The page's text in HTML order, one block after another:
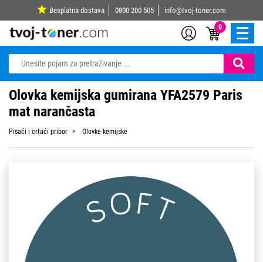
Besplatna dostava 0800 200 505 info@tvoj-toner.com
0
Olovka kemijska gumirana YFA2579 Paris
mat narančasta
Pisaći i crtaći pribor Olovke kemijske